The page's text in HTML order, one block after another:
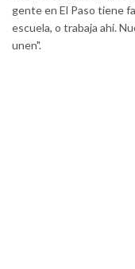
gente en El Paso tiene
escuela, o trabaja ahí.
unen".